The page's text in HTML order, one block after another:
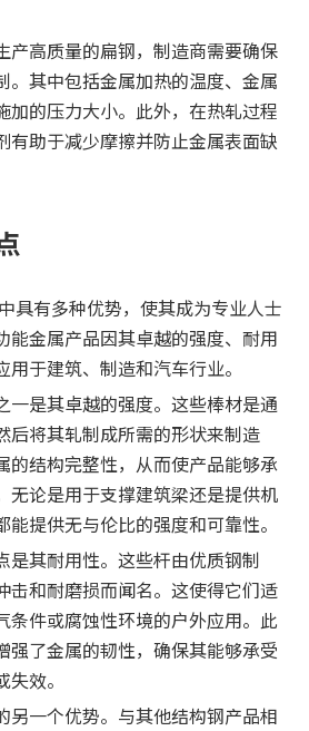
产高质量的扁钢，制造商需要确保
。其中包括金属加热的温度、金属
加的压力大小。此外，在热轧过程
有助于减少摩擦并防止金属表面缺
具有多种优势，使其成为专业人士
能金属产品因其卓越的强度、耐用
于建筑、制造和汽车行业。
一是其卓越的强度。这些棒材是通
后将其轧制成所需的形状来制造
的结构完整性，从而使产品能够承
无论是用于支撑建筑梁还是提供机
提供无与伦比的强度和可靠性。
是其耐用性。这些杆由优质钢制
击和耐磨损而闻名。这使得它们适
条件或腐蚀性环境的户外应用。此
强了金属的韧性，确保其能够承受
效。
另一个优势。与其他结构钢产品相